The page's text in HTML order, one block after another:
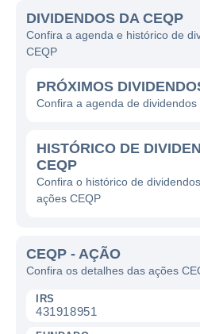
DIVIDENDOS DA CEQP
Confira a agenda e histórico de
CEQP
PRÓXIMOS
Confira a agenda de dividendos
HISTÓRICO DE
CEQP
Confira o histórico de
ações CEQP
CEQP - AÇÃO
Confira os detalhes das ações
IRS
431918951